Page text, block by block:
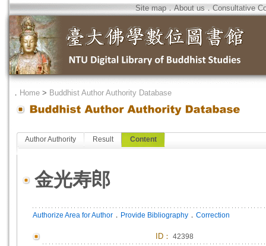
Site map．About us．Consultative
． Home > Buddhist Author Authority Database
Author Authority Result Content
金光寿郎
Authorize Area for Author ． Provide Bibliography ． Correction
ID ： 42398